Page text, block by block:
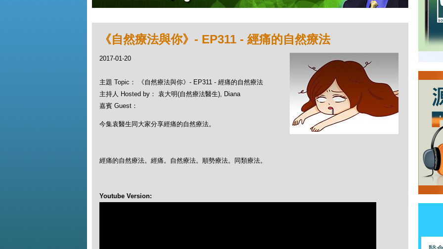
《自然療法與你》- EP311 - 經痛的自然療法
2017-01-20
主題 Topic： 《自然療法與你》- EP311 - 經痛的自然療法
主持人 Hosted by： 袁大明(自然療法醫生), Diana
嘉賓 Guest：
今集袁醫生同大家分享經痛的自然療法。
經痛的自然療法。經痛。自然療法。順勢療法。同類療法。
Youtube Version: